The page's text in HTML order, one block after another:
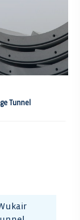
Tunnel